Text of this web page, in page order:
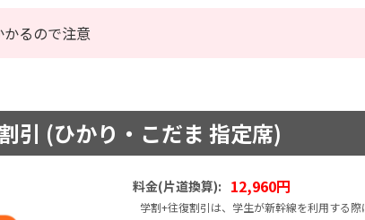
るので注意
引 (ひかり・こだま 指定席)
料金(片道換算): 12,960円
学割+往復割引は、学生が新幹線を利用する